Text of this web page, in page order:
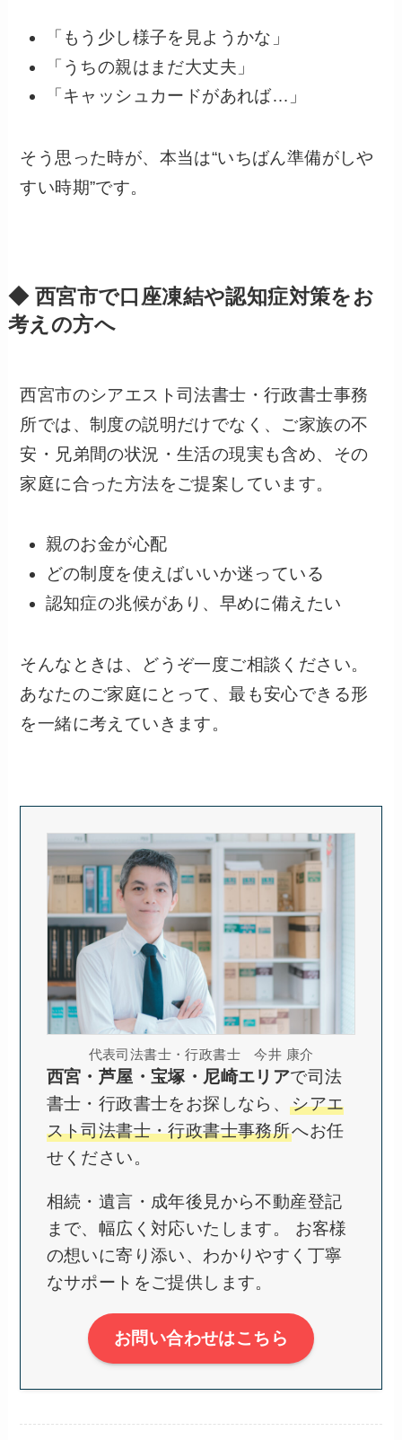
「もう少し様子を見ようかな」
「うちの親はまだ大丈夫」
「キャッシュカードがあれば…」
そう思った時が、本当は“いちばん準備がしや
すい時期”です。
◆ 西宮市で口座凍結や認知症対策をお
考えの方へ
西宮市のシアエスト司法書士・行政書士事務
所では、制度の説明だけでなく、ご家族の不
安・兄弟間の状況・生活の現実も含め、その
家庭に合った方法をご提案しています。
親のお金が心配
どの制度を使えばいいか迷っている
認知症の兆候があり、早めに備えたい
そんなときは、どうぞ一度ご相談ください。
あなたのご家庭にとって、最も安心できる形
を一緒に考えていきます。
代表司法書士・行政書士 今井 康介
西宮・芦屋・宝塚・尼崎エリアで司法
書士・行政書士をお探しなら、シアエ
スト司法書士・行政書士事務所へお任
せください。
相続・遺言・成年後見から不動産登記
まで、幅広く対応いたします。 お客様
の想いに寄り添い、わかりやすく丁寧
なサポートをご提供します。
お問い合わせはこちら